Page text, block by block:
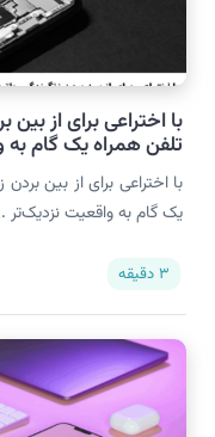
با اختراعی برای از
تلفن همراه یک گام
با اختراعی برای از بین
یک گام به واقعیت نزدیک‌تر
3 دقیقه